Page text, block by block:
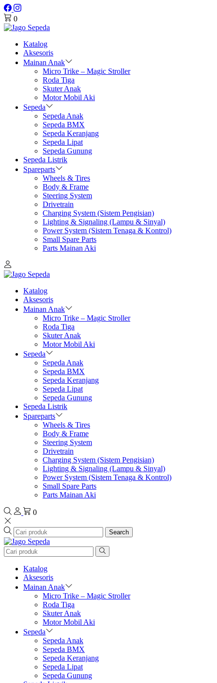
0
Katalog
Aksesoris
Mainan Anak
Micro Trike – Magic Stroller
Roda Tiga
Skuter Anak
Motor Mobil Aki
Sepeda
Sepeda Anak
Sepeda BMX
Sepeda Keranjang
Sepeda Lipat
Sepeda Gunung
Sepeda Listrik
Spareparts
Wheels & Tires
Body & Frame
Steering System
Drivetrain
Charging System (Sistem Pengisian)
Lighting & Signaling (Lampu & Sinyal)
Power System (Sistem Tenaga & Kontrol)
Small Spare Parts
Parts Mainan Aki
Katalog
Aksesoris
Mainan Anak
Micro Trike – Magic Stroller
Roda Tiga
Skuter Anak
Motor Mobil Aki
Sepeda
Sepeda Anak
Sepeda BMX
Sepeda Keranjang
Sepeda Lipat
Sepeda Gunung
Sepeda Listrik
Spareparts
Wheels & Tires
Body & Frame
Steering System
Drivetrain
Charging System (Sistem Pengisian)
Lighting & Signaling (Lampu & Sinyal)
Power System (Sistem Tenaga & Kontrol)
Small Spare Parts
Parts Mainan Aki
0
Search
Katalog
Aksesoris
Mainan Anak
Micro Trike – Magic Stroller
Roda Tiga
Skuter Anak
Motor Mobil Aki
Sepeda
Sepeda Anak
Sepeda BMX
Sepeda Keranjang
Sepeda Lipat
Sepeda Gunung